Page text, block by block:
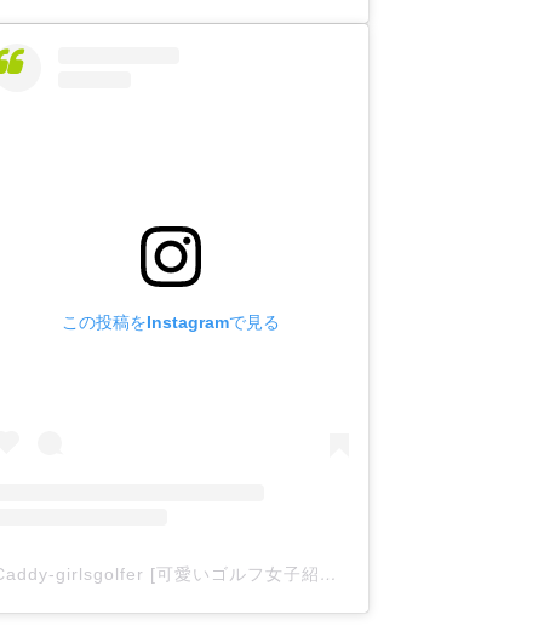
この投稿をInstagramで見る
Caddy-girlsgolfer [可愛いゴルフ女子紹介](@caddy_girlsgolfer)がシェアした投稿